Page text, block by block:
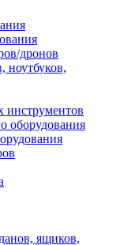
дронов
ноутбуков,
инструментов
оборудования
ящиков,